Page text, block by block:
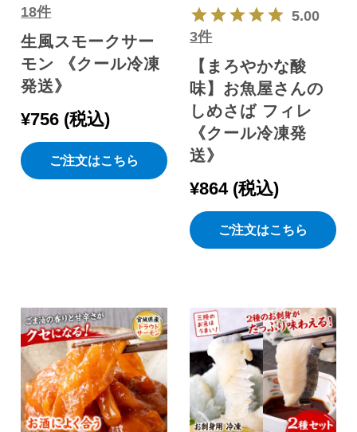
18件
生風スモークサー
モン 《クール冷凍
発送》
¥756 税込
ご注文はこちら
5.00
3件
【まろやかな酸
味】お魚屋さんの
しめさば フィレ
《クール冷凍発
送》
¥864 税込
ご注文はこちら